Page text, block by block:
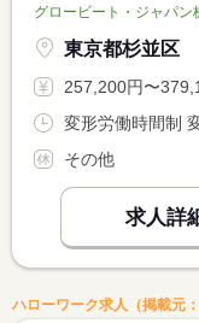
グロービート・ジャパン
東京都杉並区
257,200円〜379,100円 ※フルタイム
その他
求人詳
ハローワーク求人（掲載元